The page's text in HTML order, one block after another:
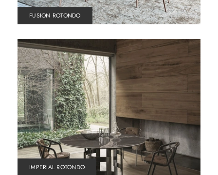
FUSION ROTONDO
IMPERIAL ROTONDO